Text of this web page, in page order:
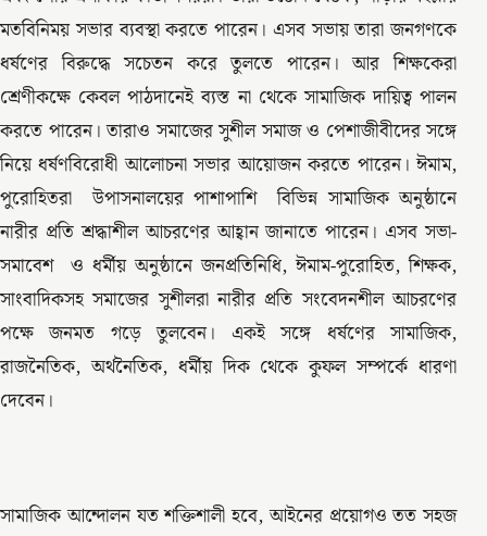
মতবিনিময় সভার ব্যবস্থা করতে পারেন। এসব সভায় তারা জনগণকে
ধর্ষণের বিরুদ্ধে সচেতন করে তুলতে পারেন। আর শিক্ষকেরা
শ্রেণীকক্ষে কেবল পাঠদানেই ব্যস্ত না থেকে সামাজিক দায়িত্ব পালন
করতে পারেন। তারাও সমাজের সুশীল সমাজ ও পেশাজীবীদের সঙ্গে
নিয়ে ধর্ষণবিরোধী আলোচনা সভার আয়োজন করতে পারেন। ঈমাম,
পুরোহিতরা উপাসনালয়ের পাশাপাশি বিভিন্ন সামাজিক অনুষ্ঠানে
নারীর প্রতি শ্রদ্ধাশীল আচরণের আহ্বান জানাতে পারেন। এসব সভা-
সমাবেশ ও ধর্মীয় অনুষ্ঠানে জনপ্রতিনিধি, ঈমাম-পুরোহিত, শিক্ষক,
সাংবাদিকসহ সমাজের সুশীলরা নারীর প্রতি সংবেদনশীল আচরণের
পক্ষে জনমত গড়ে তুলবেন। একই সঙ্গে ধর্ষণের সামাজিক,
রাজনৈতিক, অর্থনৈতিক, ধর্মীয় দিক থেকে কুফল সম্পর্কে ধারণা
দেবেন।
সামাজিক আন্দোলন যত শক্তিশালী হবে, আইনের প্রয়োগও তত সহজ